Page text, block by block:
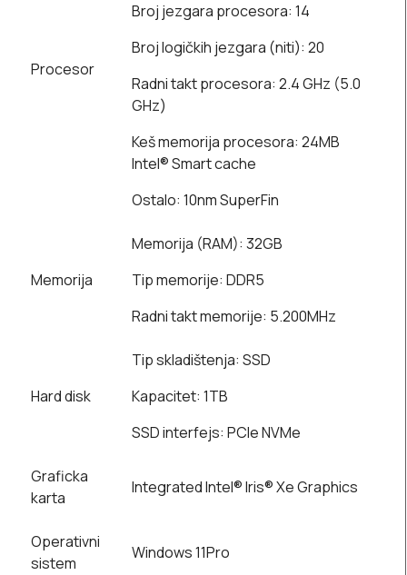
Procesor
Broj jezgara procesora: 14
Broj logičkih jezgara (niti): 20
Radni takt procesora: 2.4 GHz (5.0
GHz)
Keš memorija procesora: 24MB
Intel® Smart cache
Ostalo: 10nm SuperFin
Memorija
Memorija (RAM): 32GB
Tip memorije: DDR5
Radni takt memorije: 5.200MHz
Hard disk
Tip skladištenja: SSD
Kapacitet: 1TB
SSD interfejs: PCIe NVMe
Graficka
karta
Integrated Intel® Iris® Xe Graphics
Operativni
sistem
Windows 11Pro